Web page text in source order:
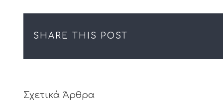
SHARE THIS POST
Σχετικά Άρθρα